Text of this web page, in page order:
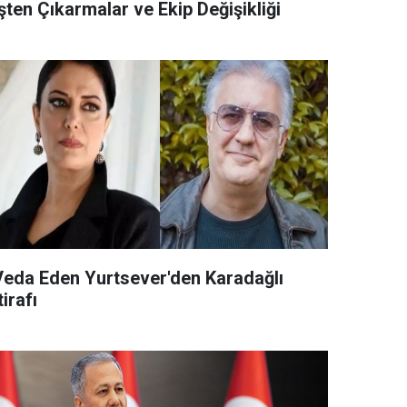
Çıkarmalar ve Ekip Değişikliği
Eden Yurtsever'den Karadağlı